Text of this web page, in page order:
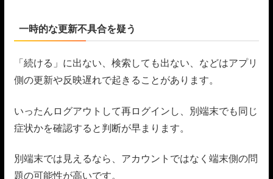
一時的な更新不具合を疑う
「続ける」に出ない、検索しても出ない、などはアプリ
側の更新や反映遅れで起きることがあります。
いったんログアウトして再ログインし、別端末でも同じ
症状かを確認すると判断が早まります。
別端末では見えるなら、アカウントではなく端末側の問
題の可能性が高いです。